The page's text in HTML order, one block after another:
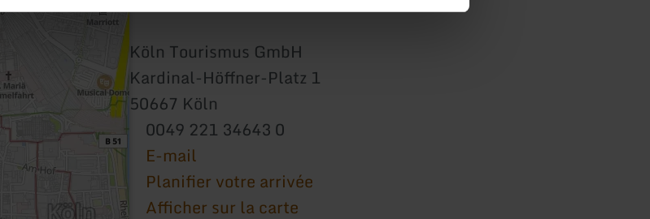
Köln Tourismus GmbH
Kardinal-Höffner-Platz 1
50667 Köln
0049 221 34643 0
E-mail
Planifier votre arrivée
Afficher sur la carte